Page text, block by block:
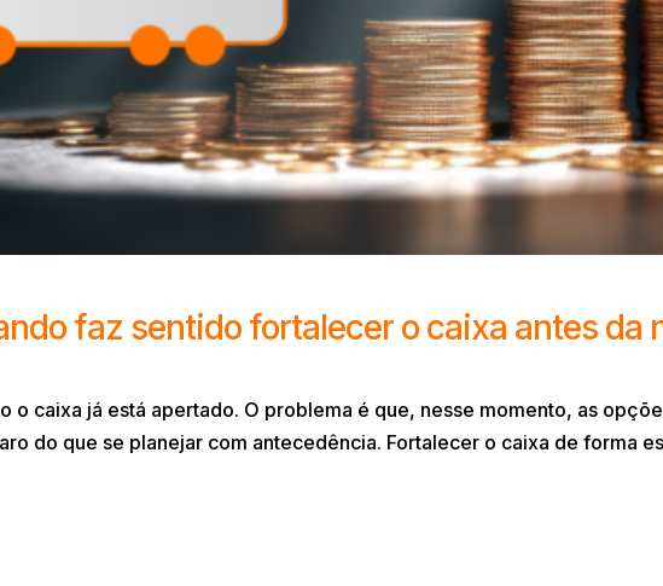
faz sentido fortalecer o caixa antes da
o caixa já está apertado. O problema é que, nesse momento, as
do que se planejar com antecedência. Fortalecer o caixa de forma